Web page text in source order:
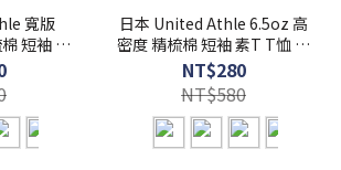
寬版
短袖 素
日本 United Athle 6.5oz 高
密度 精梳棉 短袖 素T T恤 男
女適穿 - UA1100
NT$280
NT$580